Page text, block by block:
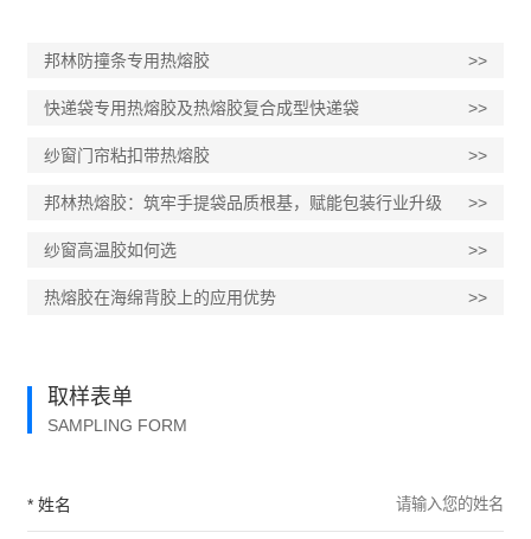
邦林防撞条专用热熔胶 >>
快递袋专用热熔胶及热熔胶复合成型快递袋 >>
纱窗门帘粘扣带热熔胶 >>
邦林热熔胶：筑牢手提袋品质根基，赋能包装行业升级 >>
纱窗高温胶如何选 >>
热熔胶在海绵背胶上的应用优势 >>
取样表单
SAMPLING FORM
* 姓名